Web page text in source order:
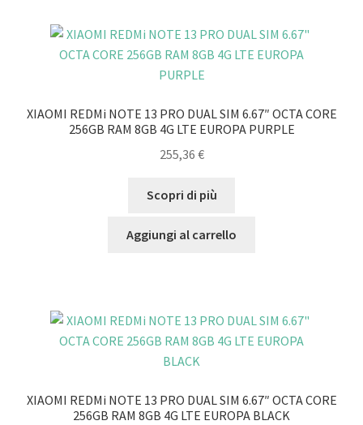
XIAOMI REDMi NOTE 13 PRO DUAL SIM 6.67″ OCTA CORE
256GB RAM 8GB 4G LTE EUROPA PURPLE
255,36 €
Scopri di più
Aggiungi al carrello
XIAOMI REDMi NOTE 13 PRO DUAL SIM 6.67″ OCTA CORE
256GB RAM 8GB 4G LTE EUROPA BLACK